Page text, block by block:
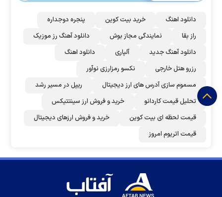
دانلود اهنگ خرید بیت کوین
پنجره دوجداره
راز بقا
نمایندگی مجاز بوش
دانلود آهنگ رز‌ موزیک
دانلود آهنگ جدید
آلپاری
دانلود اهنگ
رزرو هتل خارجی
نکسو رمزارزی نوآور
مسموم سازی آدرس های ارز دیجیتال
ریپل در مسیر رشد
تحلیل قیمت کاردانو
خرید و فروش ارز سینتتیکس
قیمت لحظه ای بیت کوین
خرید و فروش ارزهای دیجیتال
قیمت اتریوم امروز